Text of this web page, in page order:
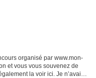
organisé par www.mon-
et vous vous souvenez de
la voir ici. Je n’avais